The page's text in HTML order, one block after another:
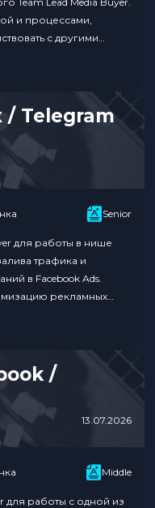
и процессами,
с другими
кампаний.
позиции от 1 года,
Формат работы —
/ Telegram
Senior
для работы в нише
трафика и
в Facebook Ads.
рекламных
ключевых
удаленную работу с
без потолка.
Условия:
/
13.07.2026
Middle
для работы с одной из